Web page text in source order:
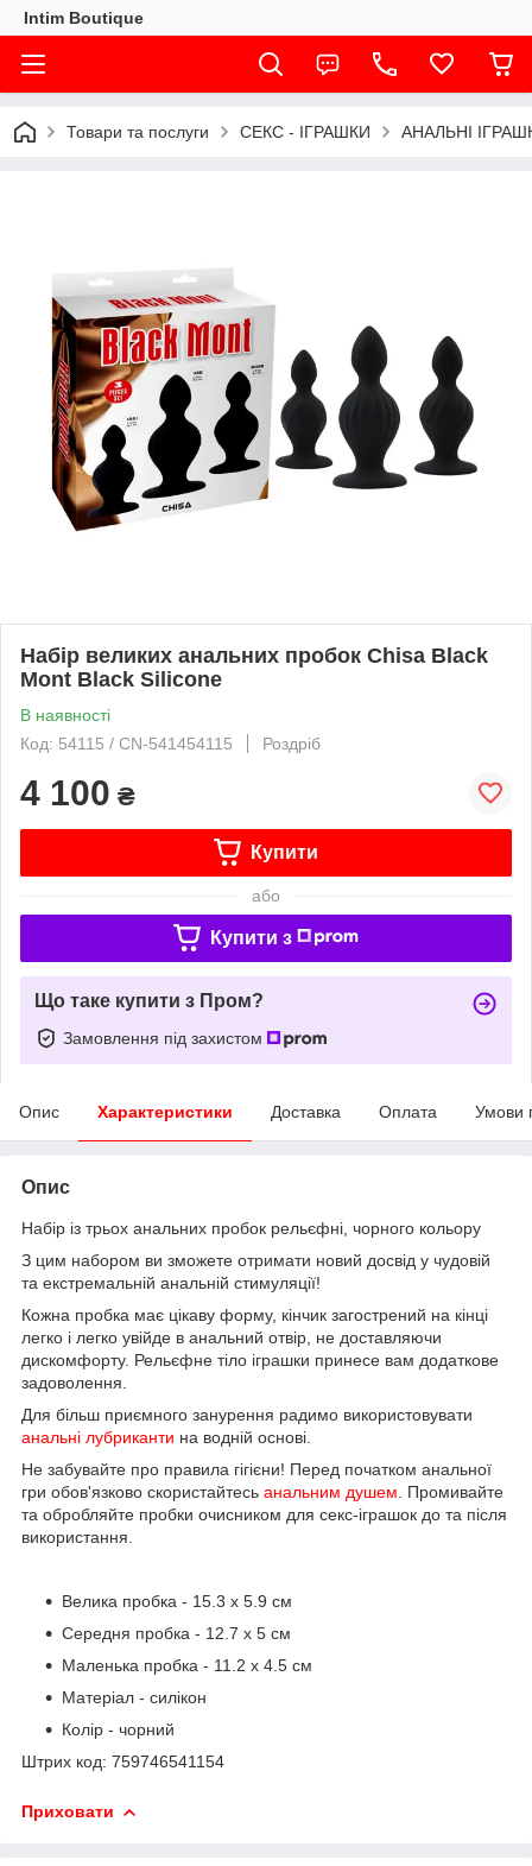
Intim Boutique
Товари та послуги СЕКС - ІГРАШКИ АНАЛЬНІ
Набір великих анальних пробок Chisa Black
Mont Black Silicone
В наявності
Код: 54115 / CN-541454115
Роздріб
4 100 ₴
Купити
або
Купити з
Що таке купити з Пром?
Замовлення під захистом
Опис Характеристики Доставка Оплата Умови
Опис
Набір із трьох анальних пробок рельєфні, чорного кольору
З цим набором ви зможете отримати новий досвід у чудовій
та екстремальній анальній стимуляції!
Кожна пробка має цікаву форму, кінчик загострений на кінці
легко і легко увійде в анальний отвір, не доставляючи
дискомфорту. Рельєфне тіло іграшки принесе вам додаткове
задоволення.
Для більш приємного занурення радимо використовувати
анальні лубриканти на водній основі.
Не забувайте про правила гігієни! Перед початком анальної
гри обов'язково скористайтесь анальним душем . Промивайте
та обробляйте пробки очисником для секс-іграшок до та після
використання.
Велика пробка - 15.3 х 5.9 см
Середня пробка - 12.7 х 5 см
Маленька пробка - 11.2 х 4.5 см
Матеріал - силікон
Колір - чорний
Штрих код: 759746541154
Приховати